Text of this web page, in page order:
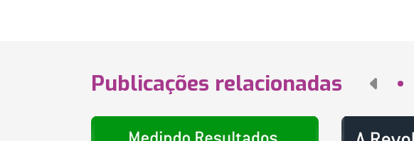
Publicações relacionadas